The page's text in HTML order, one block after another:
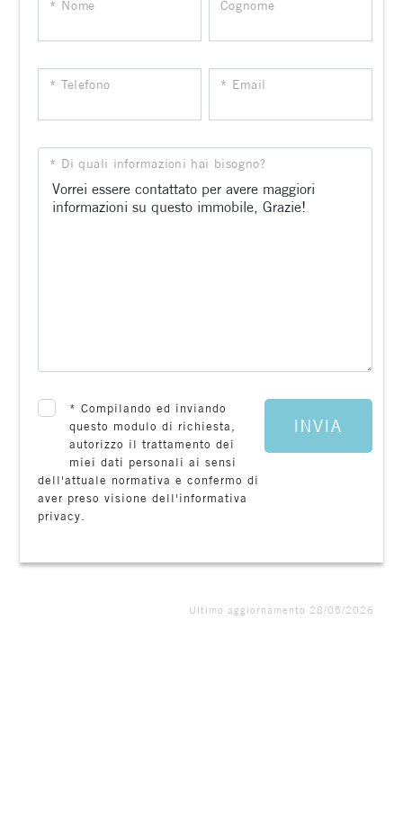
* Nome Cognome
* Telefono * Email
* Di quali informazioni hai bisogno?
*Compilando ed inviando
questo modulo di richiesta,
autorizzo il trattamento dei
miei dati personali ai sensi
dell'attuale normativa e confermo di
aver preso visione dell'informativa
privacy.
INVIA
Ultimo aggiornamento 28/05/2026